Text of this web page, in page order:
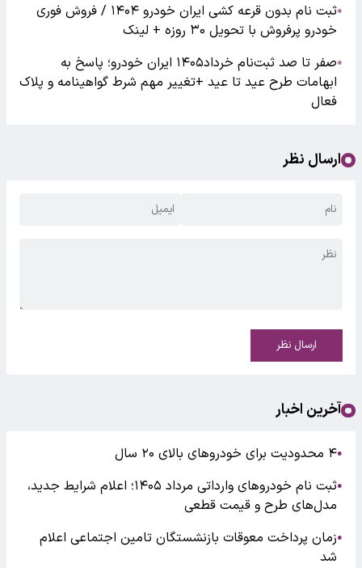
●
ثبت نام بدون قرعه کشی ایران خودرو ۱۴۰۴ / فروش فوری
خودرو پرفروش با تحویل ۳۰ روزه + لینک
●
صفر تا صد ثبت‌نام خرداد۱۴۰۵ ایران خودرو؛ پاسخ به
ابهامات طرح عید تا عید +تغییر مهم شرط گواهینامه و پلاک
فعال
ارسال نظر
ارسال نظر
آخرین اخبار
●۴ محدودیت برای خودروهای بالای ۲۰ سال
●
ثبت نام خودروهای وارداتی مرداد ۱۴۰۵؛ اعلام شرایط جدید،
مدل‌های طرح و قیمت قطعی
●زمان پرداخت معوقات بازنشستگان تامین اجتماعی اعلام
شد